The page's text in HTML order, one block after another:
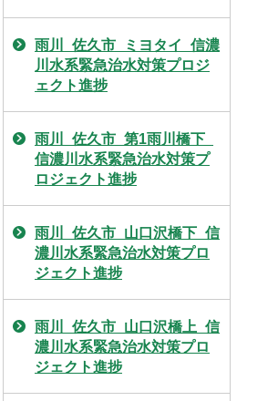
雨川_佐久市_ミヨタイ_信濃
川水系緊急治水対策プロジ
ェクト進捗
雨川_佐久市_第1雨川橋下_
信濃川水系緊急治水対策プ
ロジェクト進捗
雨川_佐久市_山口沢橋下_信
濃川水系緊急治水対策プロ
ジェクト進捗
雨川_佐久市_山口沢橋上_信
濃川水系緊急治水対策プロ
ジェクト進捗